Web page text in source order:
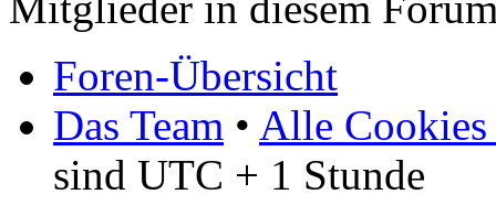
Foren-Übersicht
Das Team • Alle Cookies
sind UTC + 1 Stunde